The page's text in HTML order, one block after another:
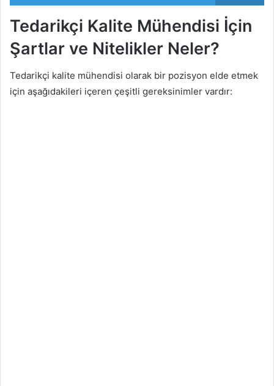
Tedarikçi Kalite Mühendisi İçin
Şartlar ve Nitelikler Neler?
Tedarikçi kalite mühendisi olarak bir pozisyon elde etmek
için aşağıdakileri içeren çeşitli gereksinimler vardır: